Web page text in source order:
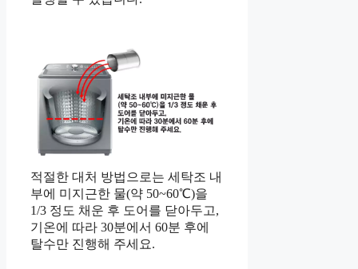
적절한 대처 방법으로는 세탁조 내
부에 미지근한 물(약 50~60℃)을
1/3 정도 채운 후 도어를 닫아두고,
기온에 따라 30분에서 60분 후에
탈수만 진행해 주세요.